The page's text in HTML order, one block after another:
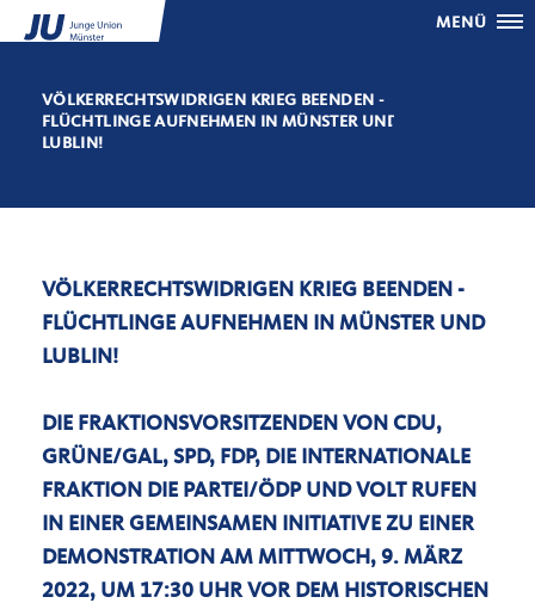
MENÜ
VÖLKERRECHTSWIDRIGEN KRIEG BEENDEN -
FLÜCHTLINGE AUFNEHMEN IN MÜNSTER UND
LUBLIN!
VÖLKERRECHTSWIDRIGEN KRIEG BEENDEN -
FLÜCHTLINGE AUFNEHMEN IN MÜNSTER UND
LUBLIN!
DIE FRAKTIONSVORSITZENDEN VON CDU,
GRÜNE/GAL, SPD, FDP, DIE INTERNATIONALE
FRAKTION DIE PARTEI/ÖDP UND VOLT RUFEN
IN EINER GEMEINSAMEN INITIATIVE ZU EINER
DEMONSTRATION AM MITTWOCH, 9. MÄRZ
2022, UM 17:30 UHR VOR DEM HISTORISCHEN